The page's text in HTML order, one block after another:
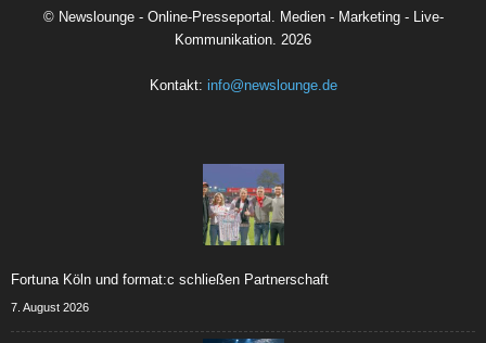
© Newslounge - Online-Presseportal. Medien - Marketing - Live-
Kommunikation. 2026
Kontakt: info@newslounge.de
Fortuna Köln und format:c schließen Partnerschaft
7. August 2026